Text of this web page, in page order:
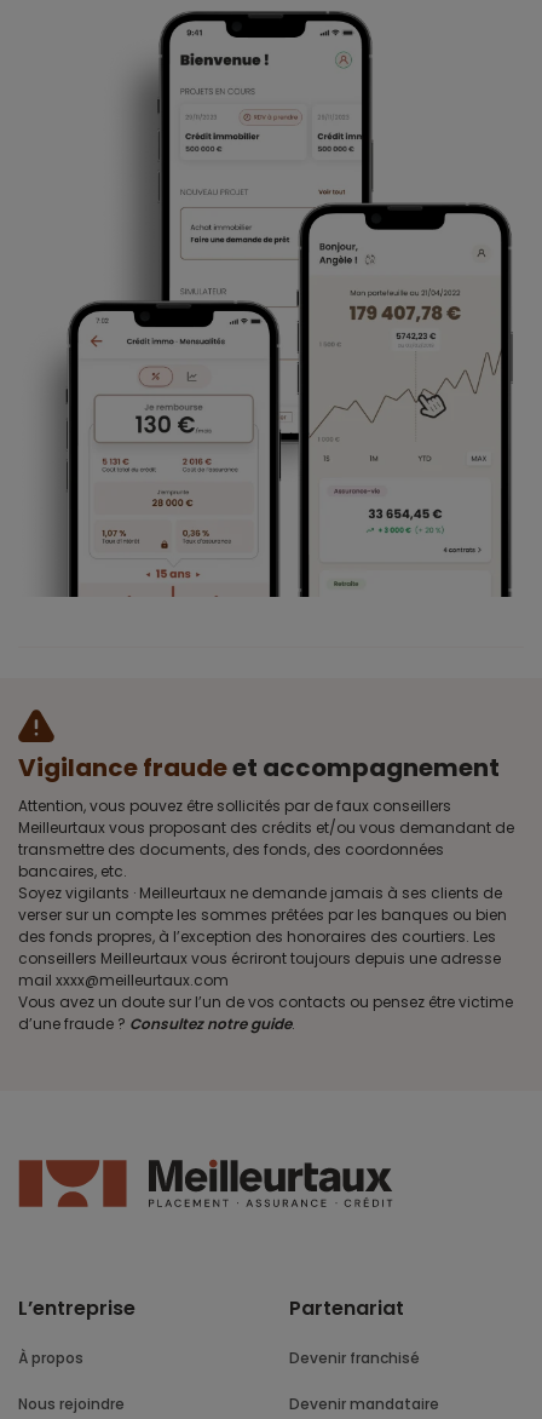
Vigilance fraudeet accompagnement
Attention, vous pouvez être sollicités par de faux conseillers
Meilleurtaux vous proposant des crédits et/ou vous demandant de
transmettre des documents, des fonds, des coordonnées
bancaires, etc.
Soyez vigilants · Meilleurtaux ne demande jamais à ses clients de
verser sur un compte les sommes prêtées par les banques ou bien
des fonds propres, à l’exception des honoraires des courtiers. Les
conseillers Meilleurtaux vous écriront toujours depuis une adresse
mail xxxx@meilleurtaux.com
Vous avez un doute sur l’un de vos contacts ou pensez être victime
d’une fraude ? Consultez notre guide.
L’entreprise
À propos
Nous rejoindre
Partenariat
Devenir franchisé
Devenir mandataire